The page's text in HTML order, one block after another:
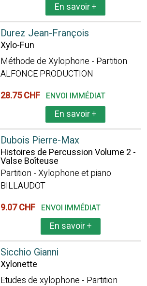
En savoir+
Durez Jean-François
Xylo-Fun
Méthode de Xylophone - Partition
ALFONCE PRODUCTION
28.75 CHF ENVOI IMMÉDIAT
En savoir+
Dubois Pierre-Max
Histoires de Percussion Volume 2 -
Valse Boîteuse
Partition - Xylophone et piano
BILLAUDOT
9.07 CHF ENVOI IMMÉDIAT
En savoir+
Sicchio Gianni
Xylonette
Etudes de xylophone - Partition